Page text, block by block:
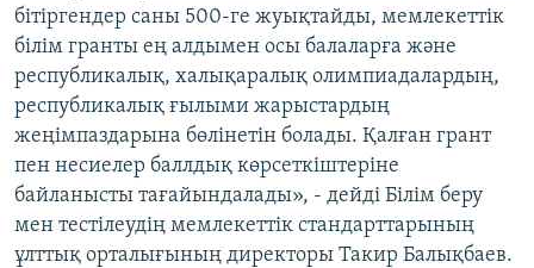
бітіргендер саны 500-ге жуықтайды, мемлекеттік
білім гранты ең алдымен осы балаларға және
республикалық, халықаралық олимпиадалардың,
республикалық ғылыми жарыстардың
жеңімпаздарына бөлінетін болады. Қалған грант
пен несиелер баллдық көрсеткіштеріне
байланысты тағайындалады», - дейді Білім беру
мен тестілеудің мемлекеттік стандарттарының
ұлттық орталығының директоры Такир Балықбаев.